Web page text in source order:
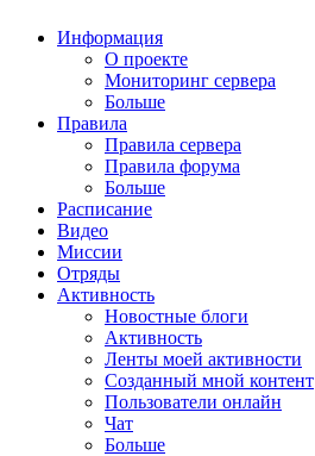
Информация
О проекте
Мониторинг сервера
Больше
Правила
Правила сервера
Правила форума
Больше
Расписание
Видео
Миссии
Отряды
Активность
Новостные блоги
Активность
Ленты моей активности
Созданный мной контент
Пользователи онлайн
Чат
Больше